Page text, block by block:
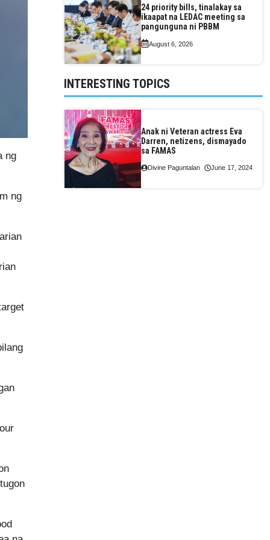
ng
ng
24 priority bills, tinalakay sa
ikaapat na LEDAC meeting sa
pangunguna ni PBBM
August 6, 2026
INTERESTING TOPICS
Anak ni Veteran actress Eva
Darren, netizens, dismayado
sa FAMAS
Divine Paguntalan June 17, 2024